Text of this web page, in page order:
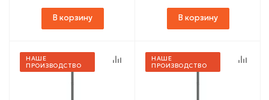
В корзину В корзину
НАШЕ
ПРОИЗВОДСТВО
НАШЕ
ПРОИЗВОДСТВО